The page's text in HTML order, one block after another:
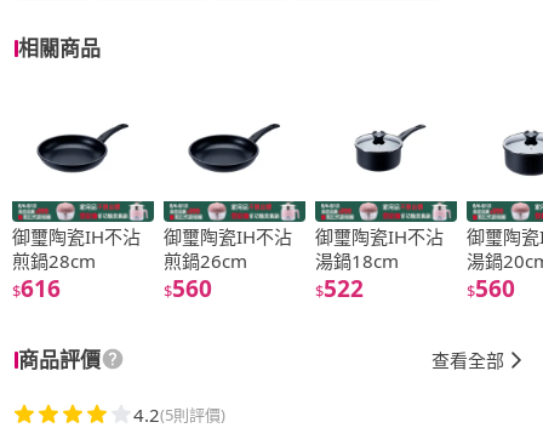
相關商品
御璽陶瓷IH不沾
煎鍋28cm
$616
御璽陶瓷IH不沾
煎鍋26cm
$560
御璽陶瓷IH不沾
湯鍋18cm
$522
御璽陶
湯鍋
$560
商品評價 查看全部
4.2(5則評價)